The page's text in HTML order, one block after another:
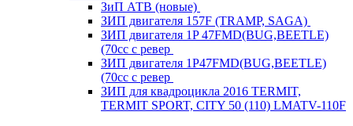
ЗиП АТВ (новые)
ЗИП двигателя 157F (TRAMP, SAGA)
ЗИП двигателя 1P 47FMD(BUG,BEETLE)
(70cc с ревер
ЗИП двигателя 1P47FMD(BUG,BEETLE)
(70cc с ревер
ЗИП для квадроцикла 2016 TERMIT,
TERMIT SPORT, CITY 50 (110) LMATV-110F